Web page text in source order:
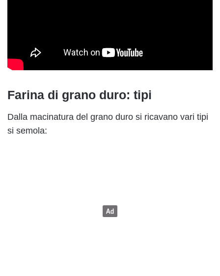
Farina di grano duro: tipi
Dalla macinatura del grano duro si ricavano vari tipi
si semola: